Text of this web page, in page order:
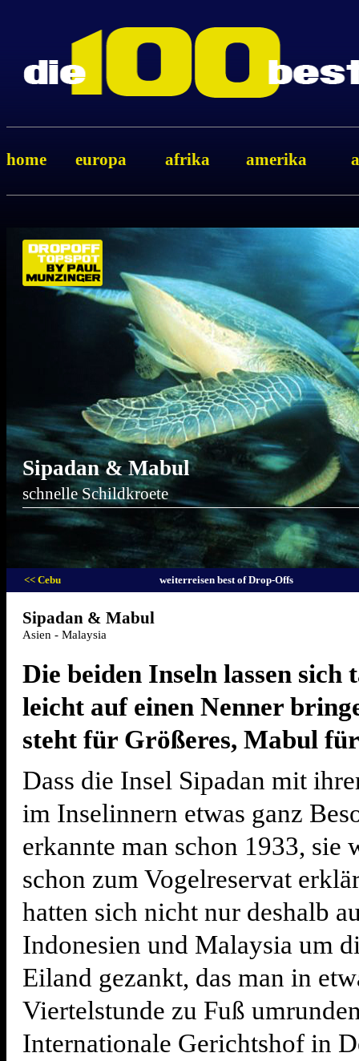
home europa afrika amerika
Sipadan & Mabul
schnelle Schildkroete
<< Cebu weiterreisen best of Drop-Offs
Sipadan & Mabul
Asien - Malaysia
Die beiden Inseln lassen sich
leicht auf einen Nenner
steht für Größeres, Mabul
Dass die Insel Sipadan mit
im Inselinnern etwas ganz
erkannte man schon 1933, sie
schon zum Vogelreservat
hatten sich nicht nur deshalb
Indonesien und Malaysia um
Eiland gezankt, das man in
Viertelstunde zu Fuß
Internationale Gerichtshof in